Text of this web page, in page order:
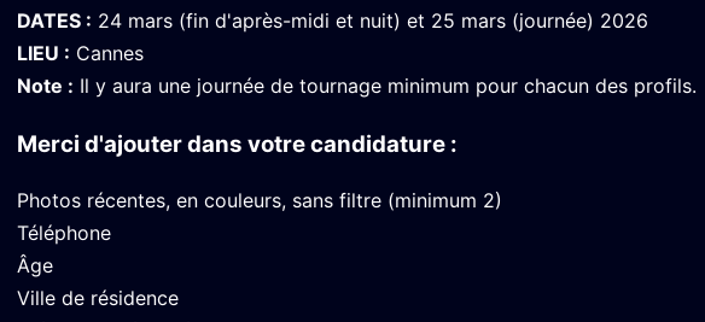
DATES : 24 mars (fin d'après-midi et nuit) et 25 mars (journée) 2026
LIEU : Cannes
Note : Il y aura une journée de tournage minimum pour chacun des profils.
Merci d'ajouter dans votre candidature :
Photos récentes, en couleurs, sans filtre (minimum 2)
Téléphone
Âge
Ville de résidence